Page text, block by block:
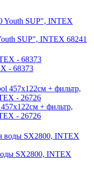
SUP", INTEX 68241
- 68373
+ фильтр,
- 26726
SX2800, INTEX